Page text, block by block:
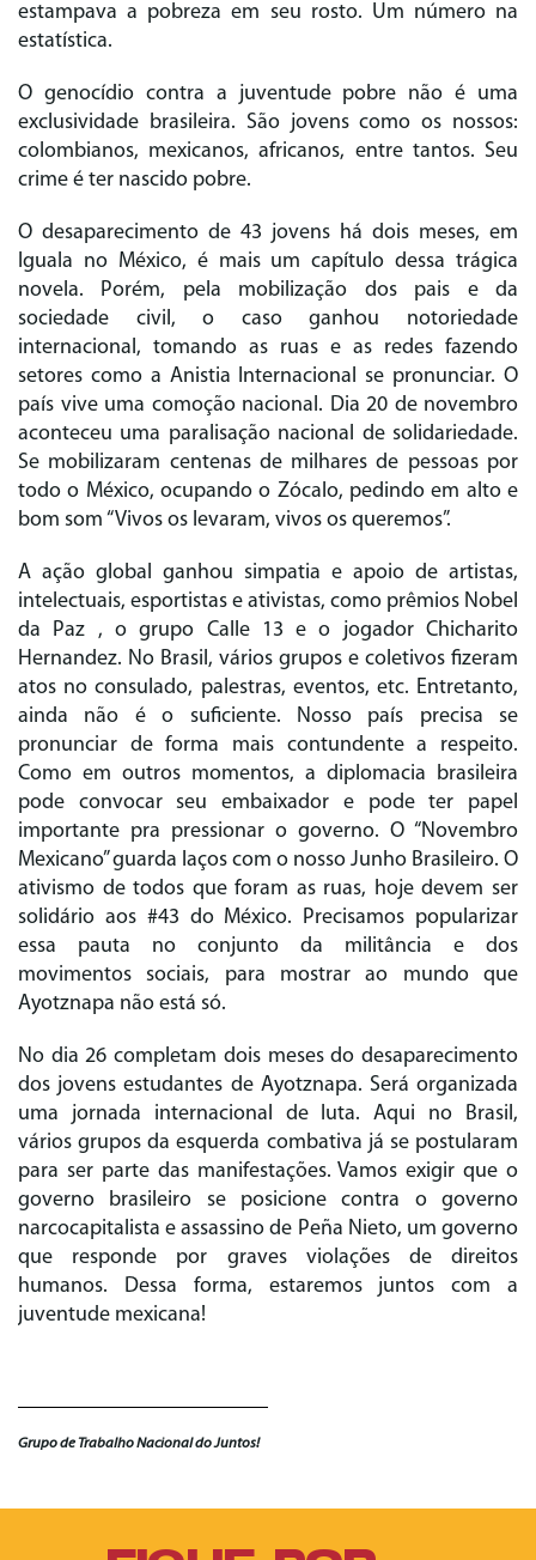
estampava a pobreza em seu rosto. Um número na
estatística.
O genocídio contra a juventude pobre não é uma
exclusividade brasileira. São jovens como os nossos:
colombianos, mexicanos, africanos, entre tantos. Seu
crime é ter nascido pobre.
O desaparecimento de 43 jovens há dois meses, em
Iguala no México, é mais um capítulo dessa trágica
novela. Porém, pela mobilização dos pais e da
sociedade civil, o caso ganhou notoriedade
internacional, tomando as ruas e as redes fazendo
setores como a Anistia Internacional se pronunciar. O
país vive uma comoção nacional. Dia 20 de novembro
aconteceu uma paralisação nacional de solidariedade.
Se mobilizaram centenas de milhares de pessoas por
todo o México, ocupando o Zócalo, pedindo em alto e
bom som “Vivos os levaram, vivos os queremos”.
A ação global ganhou simpatia e apoio de artistas,
intelectuais, esportistas e ativistas, como prêmios Nobel
da Paz , o grupo Calle 13 e o jogador Chicharito
Hernandez. No Brasil, vários grupos e coletivos fizeram
atos no consulado, palestras, eventos, etc. Entretanto,
ainda não é o suficiente. Nosso país precisa se
pronunciar de forma mais contundente a respeito.
Como em outros momentos, a diplomacia brasileira
pode convocar seu embaixador e pode ter papel
importante pra pressionar o governo. O “Novembro
Mexicano” guarda laços com o nosso Junho Brasileiro. O
ativismo de todos que foram as ruas, hoje devem ser
solidário aos #43 do México. Precisamos popularizar
essa pauta no conjunto da militância e dos
movimentos sociais, para mostrar ao mundo que
Ayotznapa não está só.
No dia 26 completam dois meses do desaparecimento
dos jovens estudantes de Ayotznapa. Será organizada
uma jornada internacional de luta. Aqui no Brasil,
vários grupos da esquerda combativa já se postularam
para ser parte das manifestações. Vamos exigir que o
governo brasileiro se posicione contra o governo
narcocapitalista e assassino de Peña Nieto, um governo
que responde por graves violações de direitos
humanos. Dessa forma, estaremos juntos com a
juventude mexicana!
Grupo de Trabalho Nacional do Juntos!